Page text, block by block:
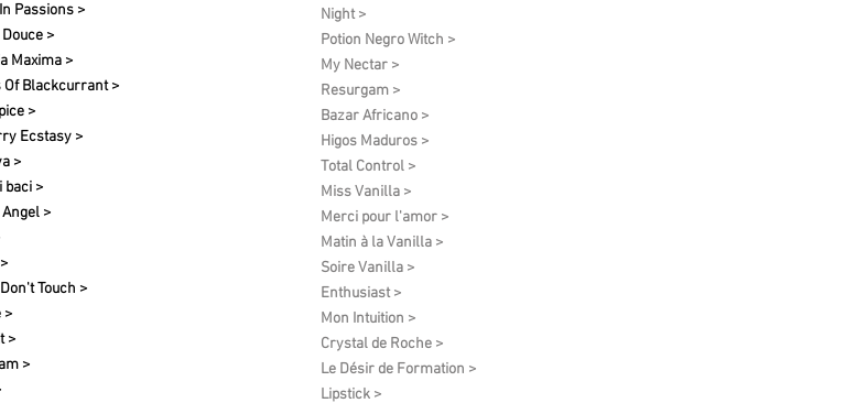
Passions >
>
Maxima >
Of Blackcurrant >
>
Ecstasy >
>
baci >
>
Touch >
>
>
>
Night >
Potion Negro Witch >
My Nectar >
Resurgam >
Bazar Africano >
Higos Maduros >
Total Control >
Miss Vanilla >
Merci pour l'amor >
Matin à la Vanilla >
Soire Vanilla >
Enthusiast >
Mon Intuition >
Crystal de Roche >
Le Désir de Formation​ >
Lipstick >